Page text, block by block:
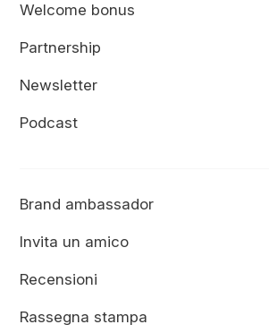
Welcome bonus
Partnership
Newsletter
Podcast
Brand ambassador
Invita un amico
Recensioni
Rassegna stampa